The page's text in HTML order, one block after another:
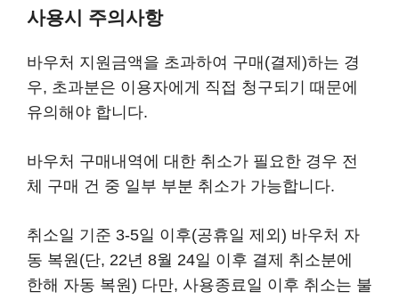
사용시 주의사항
바우처 지원금액을 초과하여 구매(결제)하는 경
우, 초과분은 이용자에게 직접 청구되기 때문에
유의해야 합니다.
바우처 구매내역에 대한 취소가 필요한 경우 전
체 구매 건 중 일부 부분 취소가 가능합니다.
취소일 기준 3-5일 이후(공휴일 제외) 바우처 자
동 복원(단, 22년 8월 24일 이후 결제 취소분에
한해 자동 복원) 다만, 사용종료일 이후 취소는 불